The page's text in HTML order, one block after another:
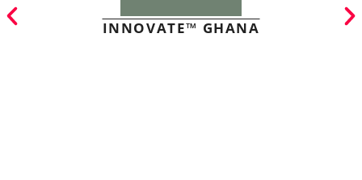
INNOVATE™ GHANA